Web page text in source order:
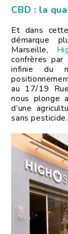
CBD : la
Et dans
démarque
Marseille,
confrères
infinie du
au 17/19
nous plonge
d’une
sans pesticide.